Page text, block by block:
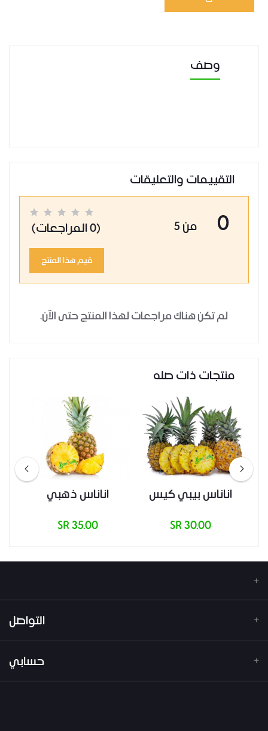
وصف
التقييمات والتعليقات
0 من 5 (0 المراجعات)
قيم هذا المنتج
لم تكن هناك مراجعات لهذا المنتج حتى الآن.
منتجات ذات صله
اناناس بيبي كيس
30.00 SR
اناناس ذهبي
35.00 SR
التواصل
حسابي